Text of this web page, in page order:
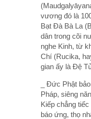
vương đó là
Bạt Đà Bà La
dân trong cõi
nghe Kinh, từ
Chí (Rucika,
gian ấy là Đệ
_ Đức Phật
Pháp, siêng
Kiếp chẳng
báo ứng, thọ